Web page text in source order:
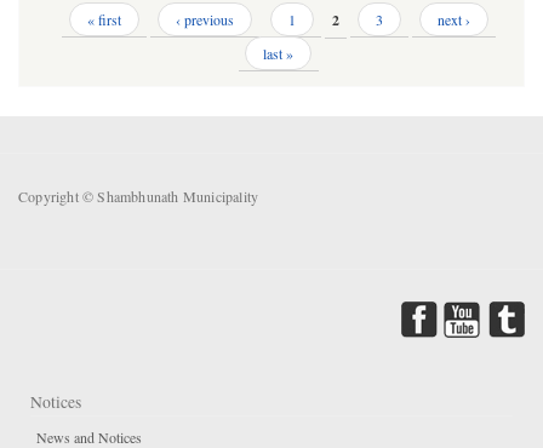
Pages« first ‹ previous 1 2 3
next ›
last »
Copyright © Shambhunath Municipality
Notices
News and Notices